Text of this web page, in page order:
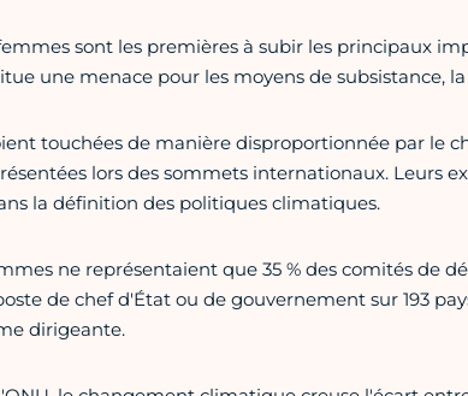
sont les premières à subir les principaux
une menace pour les moyens de subsistance,
touchées de manière disproportionnée par le
lors des sommets internationaux. Leurs
la définition des politiques climatiques.
ne représentaient que 35 % des comités de
de chef d'État ou de gouvernement sur 193 pays
dirigeante.